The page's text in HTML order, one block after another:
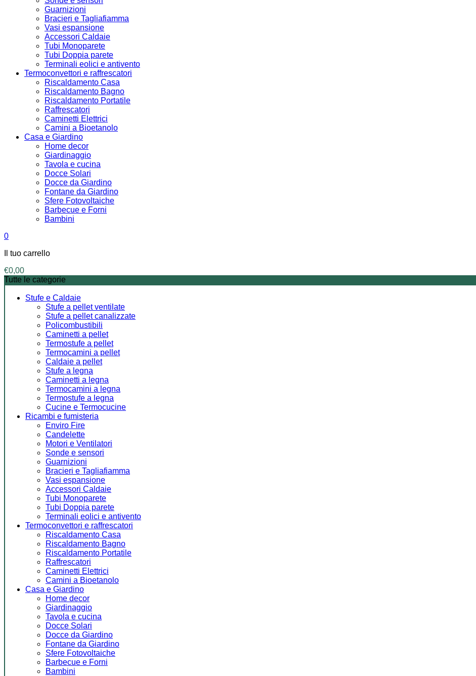
Guarnizioni
Bracieri e Tagliafiamma
Vasi espansione
Accessori Caldaie
Tubi Monoparete
Tubi Doppia parete
Terminali eolici e antivento
Termoconvettori e raffrescatori
Riscaldamento Casa
Riscaldamento Bagno
Riscaldamento Portatile
Raffrescatori
Caminetti Elettrici
Camini a Bioetanolo
Casa e Giardino
Home decor
Giardinaggio
Tavola e cucina
Docce Solari
Docce da Giardino
Fontane da Giardino
Sfere Fotovoltaiche
Barbecue e Forni
Bambini
0
Il tuo carrello
€0,00
Tutte le categorie
Stufe e Caldaie
Stufe a pellet ventilate
Stufe a pellet canalizzate
Policombustibili
Caminetti a pellet
Termostufe a pellet
Termocamini a pellet
Caldaie a pellet
Stufe a legna
Caminetti a legna
Termocamini a legna
Termostufe a legna
Cucine e Termocucine
Ricambi e fumisteria
Enviro Fire
Candelette
Motori e Ventilatori
Sonde e sensori
Guarnizioni
Bracieri e Tagliafiamma
Vasi espansione
Accessori Caldaie
Tubi Monoparete
Tubi Doppia parete
Terminali eolici e antivento
Termoconvettori e raffrescatori
Riscaldamento Casa
Riscaldamento Bagno
Riscaldamento Portatile
Raffrescatori
Caminetti Elettrici
Camini a Bioetanolo
Casa e Giardino
Home decor
Giardinaggio
Tavola e cucina
Docce Solari
Docce da Giardino
Fontane da Giardino
Sfere Fotovoltaiche
Barbecue e Forni
Bambini